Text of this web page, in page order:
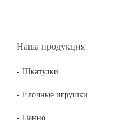
Наша продукция
Шкатулки
Елочные игрушки
Панно